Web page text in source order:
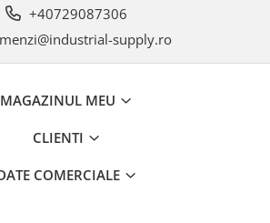
+40729087306
supply.ro
MAGAZINUL MEU
CLIENTI
COMERCIALE